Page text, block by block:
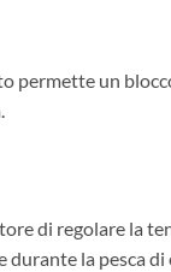
permette un
di regolare la
la pesca